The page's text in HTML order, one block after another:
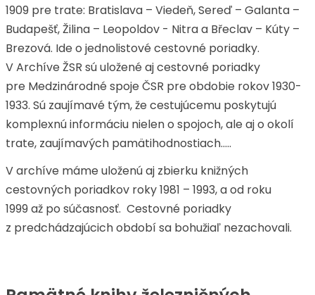
1909 pre trate: Bratislava – Viedeň, Sereď – Galanta –
Budapešť, Žilina – Leopoldov - Nitra a Břeclav – Kúty –
Brezová. Ide o jednolistové cestovné poriadky.
V Archíve ŽSR sú uložené aj cestovné poriadky
pre Medzinárodné spoje ČSR pre obdobie rokov 1930-
1933. Sú zaujímavé tým, že cestujúcemu poskytujú
komplexnú informáciu nielen o spojoch, ale aj o okolí
trate, zaujímavých pamätihodnostiach.....
V archíve máme uloženú aj zbierku knižných
cestovných poriadkov roky 1981 – 1993, a od roku
1999 až po súčasnosť. Cestovné poriadky
z predchádzajúcich období sa bohužiaľ nezachovali.